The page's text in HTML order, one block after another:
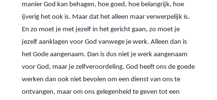
manier God kan behagen, hoe goed, hoe belangrijk, hoe
ijverig het ook is. Maar dat het alleen maar verwerpelijk is.
En zo moet je met jezelf in het gericht gaan, zo moet je
jezelf aanklagen voor God vanwege je werk. Alleen dan is
het Gode aangenaam. Dan is dus niet je werk aangenaam
voor God, maar je zelfveroordeling. God heeft ons de goede
werken dan ook niet bevolen om een dienst van ons te
ontvangen, maar om ons gelegenheid te geven tot een